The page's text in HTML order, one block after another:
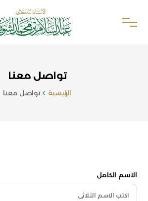
تواصل معنا
الرئيسية تواصل معنا
الاسم الكامل